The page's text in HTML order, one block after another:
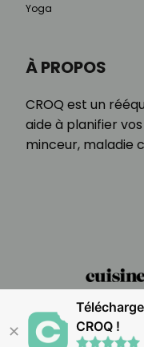
À PROPOS
CROQ est un
aide à planifier
minceur, maladie
Yoga
✕
CROQ !